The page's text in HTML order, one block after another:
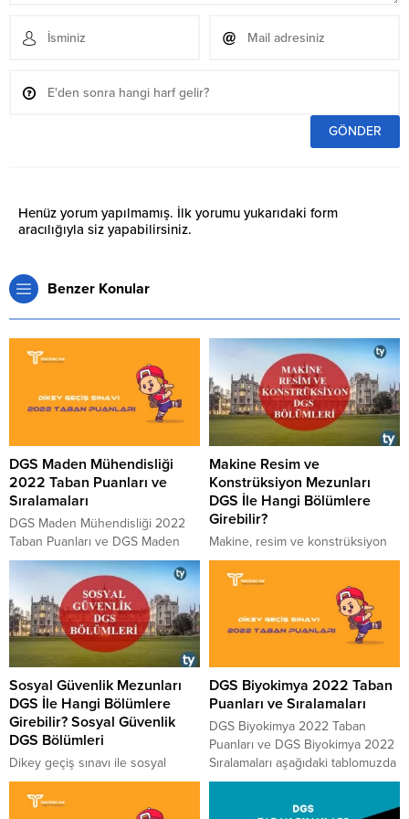
Henüz yorum yapılmamış. İlk yorumu yukarıdaki form
aracılığıyla siz yapabilirsiniz.
Benzer Konular
DGS Maden Mühendisliği
2022 Taban Puanları ve
Sıralamaları
DGS Maden Mühendisliği 2022
Taban Puanları ve DGS Maden
Mühendisliği 2022 Sıralamaları
aşağıdaki tablomuzda
paylaşılmıştır. 2022 yılında
DGS’ye girecek adaylara fikir ve
bilgi vermesi için paylaştığımız
tablo ÖSYM tarafından yayınlanan
güncel rakamları içermektedir.
Maden Mühendisliği 2022 DGS
Taban Puanları için aşağıdaki
listeyi inceleyebilirsiniz. Puanlar
yüksekten düşüğe doğru
sıralanmıştır. 4 Yıllık Bölümlerin...
Makine Resim ve
Konstrüksiyon Mezunları
DGS İle Hangi Bölümlere
Girebilir?
​​​​​​​Makine, resim ve konstrüksiyon
DGS bölümleri hangi bölümlerdir,
dikey geçiş sınavı aracılığıyla
makine, resim ve konstrüksiyon
mezunlarının hangi bölümlere
geçiş yapma hakkı vardır, 2
için ne yapılabilir, 2 yıllık bölüm
olan makine, resim ve
konstrüksiyon mezunları hangi 4
yıllık bölümlere DGS ile geçiş
yapabilmektedir, makine,...
Sosyal Güvenlik Mezunları
DGS İle Hangi Bölümlere
Girebilir? Sosyal Güvenlik
DGS Bölümleri
​​​​​​​Dikey geçiş sınavı ile sosyal
güvenlik bölümü mezunları hangi
bölümlere girebilir, 2 yıllık bölüm
DGS Biyokimya 2022 Taban
Puanları ve Sıralamaları
DGS Biyokimya 2022 Taban
Puanları ve DGS Biyokimya 2022
Sıralamaları aşağıdaki tablomuzda
paylaşılmıştır. 2022 yılında